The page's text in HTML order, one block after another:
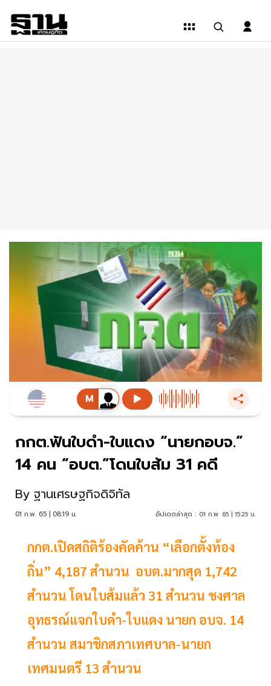
กกต.ฟันใบดำ-ใบแดง “นายกอบจ.”
14 คน “อบต.”โดนใบส้ม 31 คดี
By ฐานเศรษฐกิจดิจิทัล
01 ก.พ. 65 | 08:19 น. อัปเดตล่าสุด : 01 ก.พ. 65 | 15:25 น.
กกต.เปิดสถิติร้องคัดค้าน “เลือกตั้งท้อง
ถิ่น” 4,187 สำนวน อบต.มากสุด 1,742
สำนวน โดนใบส้มแล้ว 31 สำนวน ชงศาล
อุทธรณ์แจกใบดำ-ใบแดง นายก อบจ. 14
สำนวน สมาชิกสภาเทศบาล-นายก
เทศมนตรี 13 สำนวน